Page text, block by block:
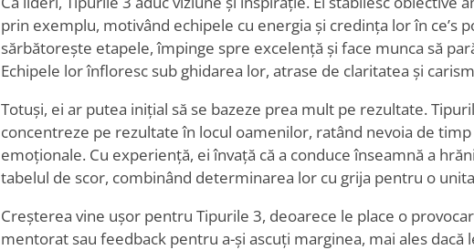
prin exemplu, motivând echipele cu energia și credința lor în ce’s
sărbătorește etapele, împinge spre excelență și face munca să
Echipele lor înfloresc sub ghidarea lor, atrase de claritatea și
Totuși, ei ar putea inițial să se bazeze prea mult pe rezultate.
concentreze pe rezultate în locul oamenilor, ratând nevoia de
emoționale. Cu experiență, ei învață că a conduce înseamnă a
tabelul de scor, combinând determinarea lor cu grija pentru o
Creșterea vine ușor pentru Tipurile 3, deoarece le place o
mentorat sau feedback pentru a-și ascuți marginea, mai ales dacă